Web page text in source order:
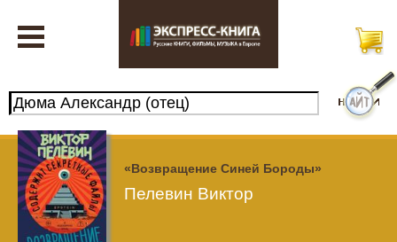
«Возвращение Синей Бороды»
Пелевин Виктор